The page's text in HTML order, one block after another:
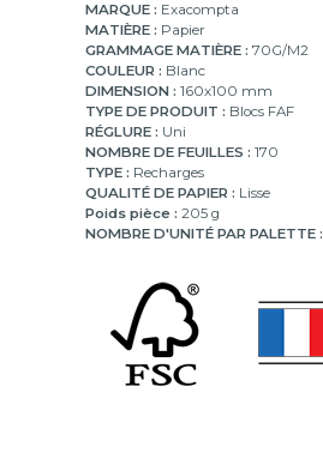
MARQUE : Exacompta
MATIÈRE : Papier
GRAMMAGE MATIÈRE : 70G/M2
COULEUR : Blanc
DIMENSION : 160x100 mm
TYPE DE PRODUIT : Blocs FAF
RÉGLURE : Uni
NOMBRE DE FEUILLES : 170
TYPE : Recharges
QUALITÉ DE PAPIER : Lisse
Poids pièce : 205 g
NOMBRE D'UNITÉ PAR PALETTE :